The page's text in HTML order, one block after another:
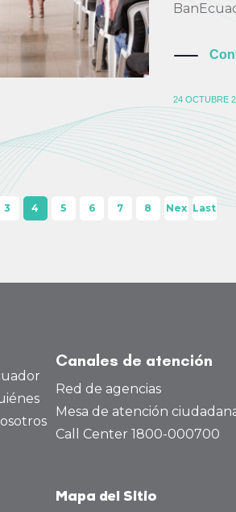
24 OCTUBRE
3 4 5 6 7 8
Nex Last
Canales de atención
Red de agencias
Mesa de atención
Call Center 1800-000700
Mapa del Sitio